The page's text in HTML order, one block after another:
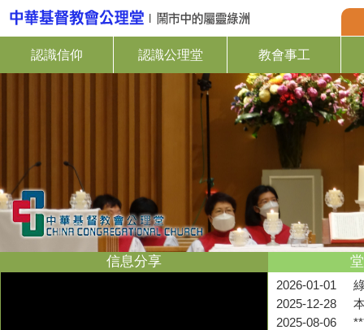
認識信仰 認識公理堂 教會事工
信息分享
2026-01-01
2025-12-28
2025-08-06